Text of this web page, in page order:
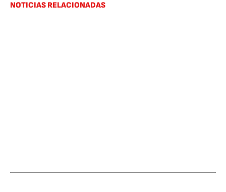
NOTICIAS RELACIONADAS